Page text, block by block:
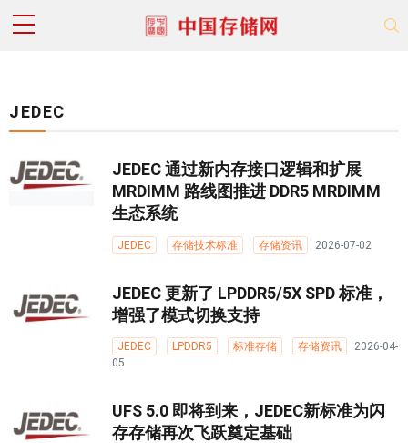
JEDEC
JEDEC 通过新内存接口逻辑和扩展
MRDIMM 路线图推进 DDR5 MRDIMM
生态系统
JEDEC 存储技术标准 存储资讯 2026-07-02
JEDEC 更新了 LPDDR5/5X SPD 标准，
增强了模式切换支持
JEDEC LPDDR5 标准存储 存储资讯
2026-04-
05
UFS 5.0 即将到来，JEDEC新标准为闪
存存储再次飞跃奠定基础